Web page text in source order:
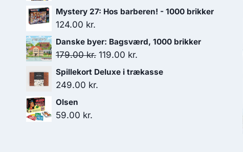
Mystery 27: Hos barberen! - 1000 brikker
124.00 kr.
Danske byer: Bagsværd, 1000 brikker
179.00kr. Den
oprindelige
119.00 kr.
aktuelle
Spillekort Deluxe i trækasse
249.00 kr.
Olsen
59.00 kr.